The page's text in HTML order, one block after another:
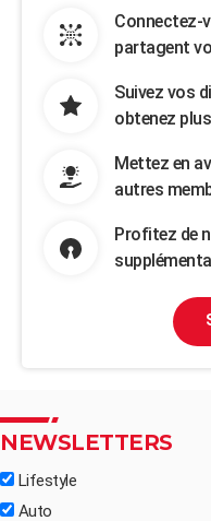
Connectez-
partagent
Suivez vos
obtenez
Mettez en
autres
Profitez de
NEWSLETTERS
Lifestyle
Auto